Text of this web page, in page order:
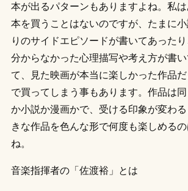
本が出るパターンもありますよね。私
本を買うことはないのですが、たまに
りのサイドエピソードが書いてあった
分からなかった心理描写や考え方が書
て、見た映画が本当に楽しかった作品
で買ってしまう事もあります。作品は
か小説か漫画かで、受ける印象が変わ
きな作品を色んな形で何度も楽しめる
ね。
音楽指揮者の「佐渡裕」とは